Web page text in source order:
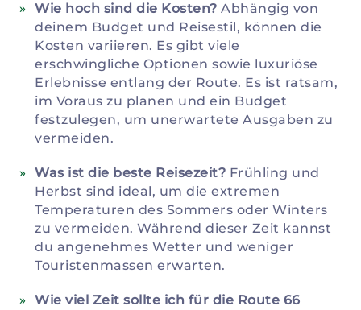
Wie hoch sind die Kosten? Abhängig von
deinem Budget und Reisestil, können die
Kosten variieren. Es gibt viele
erschwingliche Optionen sowie luxuriöse
Erlebnisse entlang der Route. Es ist ratsam,
im Voraus zu planen und ein Budget
festzulegen, um unerwartete Ausgaben zu
vermeiden.
Was ist die beste Reisezeit? Frühling und
Herbst sind ideal, um die extremen
Temperaturen des Sommers oder Winters
zu vermeiden. Während dieser Zeit kannst
du angenehmes Wetter und weniger
Touristenmassen erwarten.
Wie viel Zeit sollte ich für die Route 66